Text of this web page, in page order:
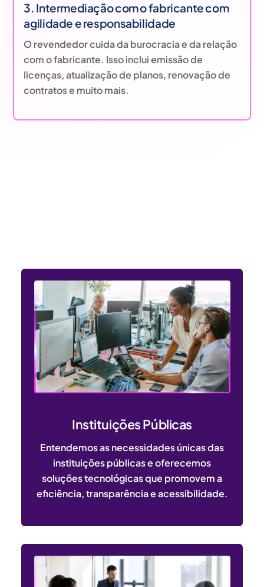
3. Intermediação com o fabricante com
agilidade e responsabilidade
O revendedor cuida da burocracia e da relação
com o fabricante. Isso inclui emissão de
licenças, atualização de planos, renovação de
contratos e muito mais.
Instituições Públicas
Entendemos as necessidades únicas das
instituições públicas e oferecemos
soluções tecnológicas que promovem a
eficiência, transparência e acessibilidade.